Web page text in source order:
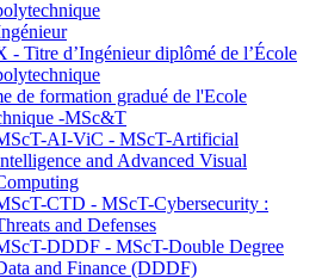
- Titre d’Ingénieur diplômé de l’École
de formation gradué de l'Ecole
-MSc&T
AI-ViC - MScT-Artificial
and Advanced Visual
CTD - MScT-Cybersecurity :
and Defenses
DDDF - MScT-Double Degree
and Finance (DDDF)